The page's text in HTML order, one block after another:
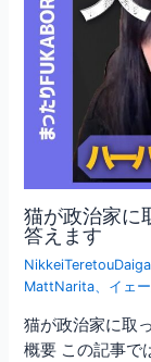
猫が政治家に
答えます
MattNarita
イェ
猫が政治家に取
概要 この記事で